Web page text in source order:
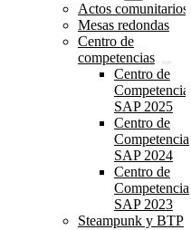
Actos comunitarios
Mesas redondas
Centro de
competencias
Centro de
Competencia
SAP 2025
Centro de
Competencia
SAP 2024
Centro de
Competencia
SAP 2023
Steampunk y BTP